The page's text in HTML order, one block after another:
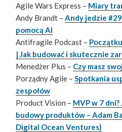
Agile Wars Express – Miary
Andy Brandt –Andy jedzie
pomocą AI
Antifragile Podcast –
| Jak budować i skutecznie
Menedżer Plus – Czy masz
Porządny Agile –Spotkania
zespołów
Product Vision – MVP w 7
budowy produktów – Adam
Digital Ocean Ventures)